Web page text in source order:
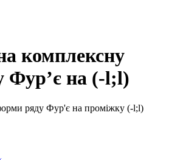
комплексну
Фур’є на (-l;l)
ряду Фур'є на проміжку (-l;l)